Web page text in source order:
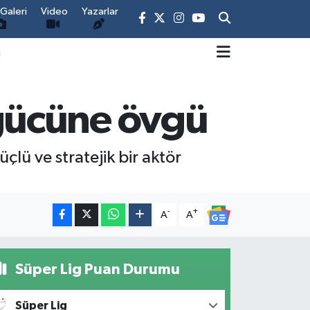
Video Yazarlar
övgü
ve stratejik bir aktör
A- A+
Süper Lig Puan Durumu
Süper Lig